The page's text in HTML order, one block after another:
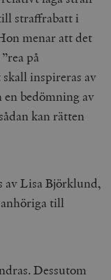
straffrabatt i
menar att det
på
inspireras av
bedömning av
kan rätten
av Lisa Björklund,
till
Dessutom